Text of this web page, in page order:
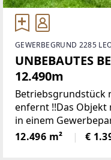
GEWERBEGRUND 2285
UNBEBAUTES
12.490m
Betriebsgrundstück
enfernt !!Das Objekt
in einem
sind an der Grenze
12.496 m² €